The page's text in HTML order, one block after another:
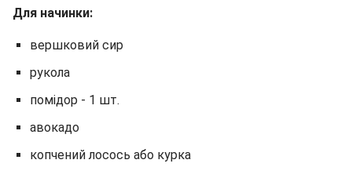
Для начинки:
вершковий сир
рукола
помідор - 1 шт.
авокадо
копчений лосось або курка